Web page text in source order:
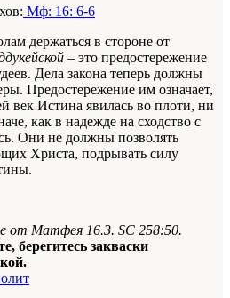
Мф: 16: 6-6
держаться в стороне от
– это предостережение
Дела закона теперь должны
Предостережение им означает,
век Истина явилась во плоти, ни
как в надежде на сходство с
Они не должны позволять
Христа, подрывать силу
от Матфея 16.3. SC 258:50.
берегитесь закваски